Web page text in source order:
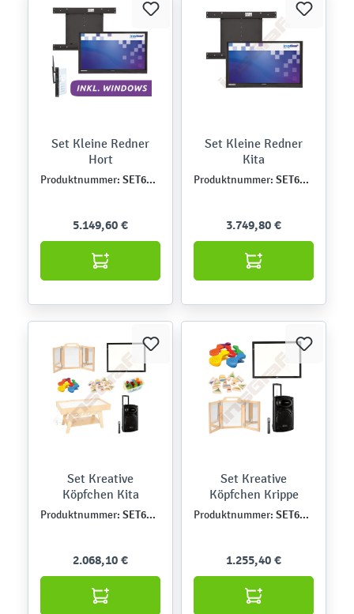
Set Kleine Redner
Hort
Produktnummer: SET6442DE
5.149,60 €
Set Kleine Redner
Kita
Produktnummer: SET6441DE
3.749,80 €
Set Kreative
Köpfchen Kita
Produktnummer: SET6439DE
2.068,10 €
Set Kreative
Köpfchen Krippe
Produktnummer: SET6438DE
1.255,40 €